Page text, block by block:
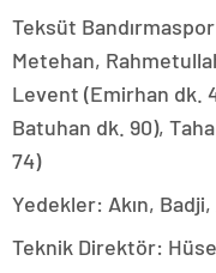
Teksüt
Metehan,
Levent (Emirhan dk.
Batuhan dk. 90),
74)
Yedekler: Akın,
Teknik Direktör: